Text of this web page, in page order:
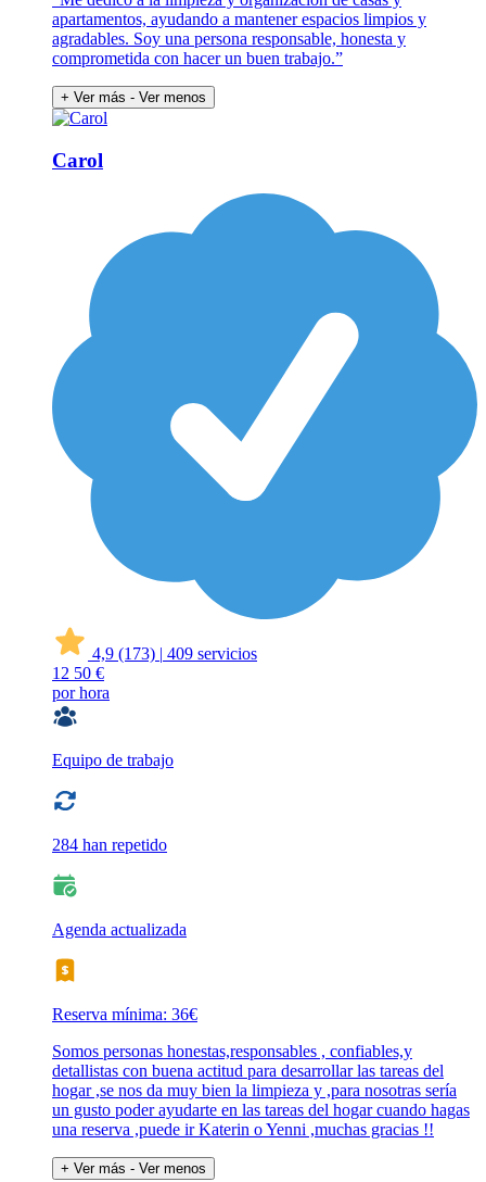
apartamentos, ayudando a mantener espacios limpios y
agradables. Soy una persona responsable, honesta y
comprometida con hacer un buen trabajo.”
+ Ver más - Ver menos
Carol
4,9 (173) | 409 servicios
12 50 €
por hora
Equipo de trabajo
284 han repetido
Agenda actualizada
Reserva mínima: 36€
Somos personas honestas,responsables , confiables,y
detallistas con buena actitud para desarrollar las tareas del
hogar ,se nos da muy bien la limpieza y ,para nosotras sería
un gusto poder ayudarte en las tareas del hogar cuando hagas
una reserva ,puede ir Katerin o Yenni ,muchas gracias !!
+ Ver más - Ver menos